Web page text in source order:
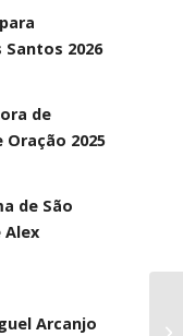
2026
de
Oração 2025
de São
Alex
Arcanjo